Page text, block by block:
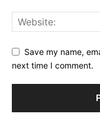
Save my name,
next time I comment.